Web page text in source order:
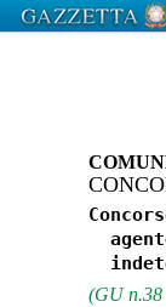
(GU n.38